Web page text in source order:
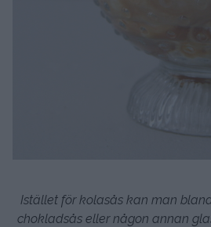
Istället för kolasås kan man
chokladsås eller någon annan